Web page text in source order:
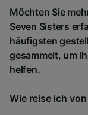
Möchten Sie
Seven Sisters
häufigsten
gesammelt, um
helfen.
Wie reise ich